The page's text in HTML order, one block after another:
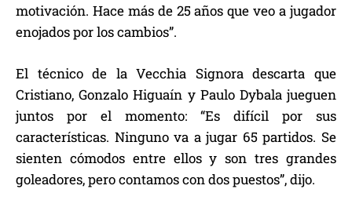
motivación. Hace más de 25 años que veo a jugador
enojados por los cambios”.
El técnico de la Vecchia Signora descarta que
Cristiano, Gonzalo Higuaín y Paulo Dybala jueguen
juntos por el momento: “Es difícil por sus
características. Ninguno va a jugar 65 partidos. Se
sienten cómodos entre ellos y son tres grandes
goleadores, pero contamos con dos puestos”, dijo.